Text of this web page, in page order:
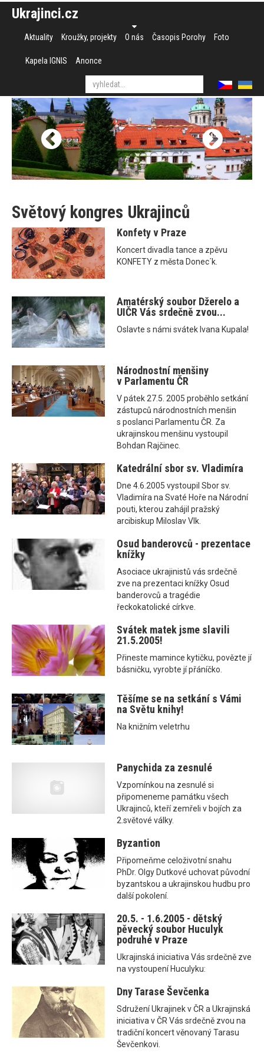
Ukrajinci.cz
Aktuality Kroužky, projekty O nás Časopis Porohy Foto
Kapela IGNIS Anonce
Světový kongres Ukrajinců
Konfety v Praze
Koncert divadla tance a zpěvu
KONFETY z města Donec´k.
Amatérský soubor Džerelo a
UIČR Vás srdečně zvou...
Oslavte s námi svátek Ivana Kupala!
Národnostní menšiny
v Parlamentu ČR
V pátek 27.5. 2005 proběhlo setkání
zástupců národnostních menšin
s poslanci Parlamentu ČR. Za
ukrajinskou menšinu vystoupil
Bohdan Rajčinec.
Katedrální sbor sv. Vladimíra
Dne 4.6.2005 vystoupil Sbor sv.
Vladimíra na Svaté Hoře na Národní
pouti, kterou zahájil pražský
arcibiskup Miloslav Vlk.
Osud banderovců - prezentace
knížky
Asociace ukrajinistů vás srdečně
zve na prezentaci knížky Osud
banderovců a tragédie
řeckokatolické církve.
Svátek matek jsme slavili
21.5.2005!
Přineste mamince kytičku, povězte jí
básničku, vyrobte jí přáníčko.
Těšíme se na setkání s Vámi
na Světu knihy!
Na knižním veletrhu
Panychida za zesnulé
Vzpomínkou na zesnulé si
připomeneme památku všech
Ukrajinců, kteří zemřeli v bojích za
2.světové války.
Byzantion
Připomeňme celoživotní snahu
PhDr. Olgy Dutkové uchovat původní
byzantskou a ukrajinskou hudbu pro
další pokolení.
20.5. - 1.6.2005 - dětský
pěvecký soubor Huculyk
podruhé v Praze
Ukrajinská iniciativa Vás srdečně zve
na vystoupení Huculyku:
Dny Tarase Ševčenka
Sdružení Ukrajinek v ČR a Ukrajinská
iniciativa v ČR Vás srdečně zvou na
tradiční koncert věnovaný Tarasu
Ševčenkovi.